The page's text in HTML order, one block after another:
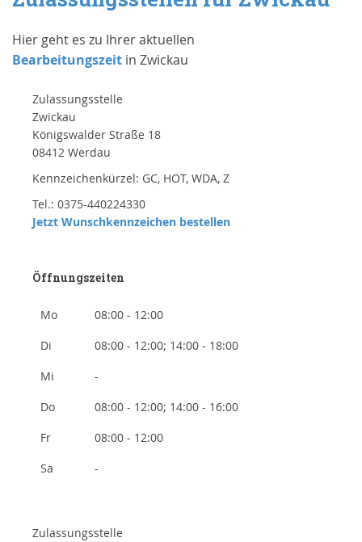
Hier geht es zu Ihrer aktuellen
Bearbeitungszeit in Zwickau
Zulassungsstelle
Zwickau
Königswalder Straße 18
08412 Werdau
Kennzeichenkürzel: GC, HOT, WDA, Z
Tel.: 0375-440224330
Jetzt Wunschkennzeichen bestellen
Öffnungszeiten
Mo
08:00 - 12:00
Di
08:00 - 12:00; 14:00 - 18:00
Mi
-
Do
08:00 - 12:00; 14:00 - 16:00
Fr
08:00 - 12:00
Sa
-
Zulassungsstelle